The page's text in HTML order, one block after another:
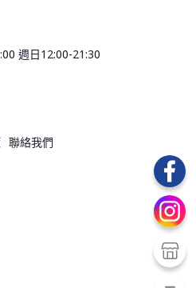
週日12:00-21:30
聯絡我們